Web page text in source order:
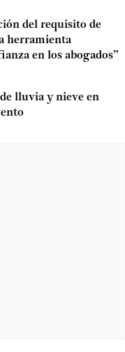
del requisito de
herramienta
en los abogados”
lluvia y nieve en